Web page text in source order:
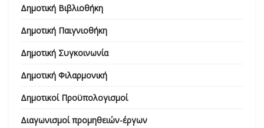
Δημοτική Βιβλιοθήκη
Δημοτική Παιγνιοθήκη
Δημοτική Συγκοινωνία
Δημοτική Φιλαρμονική
Δημοτικοί Προϋπολογισμοί
Διαγωνισμοί προμηθειών-έργων